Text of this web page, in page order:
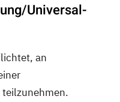
Universal­
an